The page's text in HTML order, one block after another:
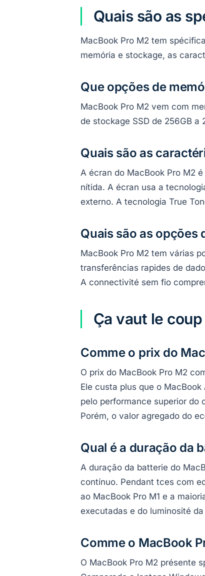
Quais são as
MacBook Pro M2 tem
memória e stockage, as
Que opções de
MacBook Pro M2 vem com
de stockage SSD de 256GB
Quais são as
A écran do MacBook Pro M2
nítida. A écran usa a
externo. A tecnologia True
Quais são as opções
MacBook Pro M2 tem várias
transferências rapides de
A connectivité sem fio
Ça vaut le
Comme o prix do
O prix do MacBook Pro M2
Ele custa plus que o
pelo performance superior do
Porém, o valor agregado do
Qual é a duração da
A duração da batterie do
contínuo. Pendant tces com
ao MacBook Pro M1 e a
executadas e do luminosité
Comme o MacBook
O MacBook Pro M2 présente